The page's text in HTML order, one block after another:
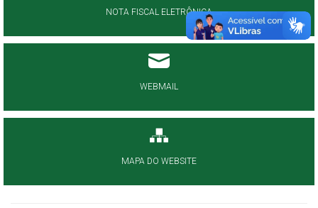
NOTA FISCAL ELETRÔNICA
WEBMAIL
MAPA DO WEBSITE